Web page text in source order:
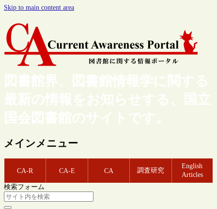
Skip to main content area
図書館界、図書館情報学に関する
最新の情報をお知らせする、国立
国会図書館のサイトです。
メインメニュー
CA-R CA-E CA 調査研究
English
Articles
検索フォーム